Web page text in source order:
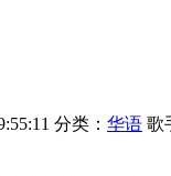
分类： 华语 歌